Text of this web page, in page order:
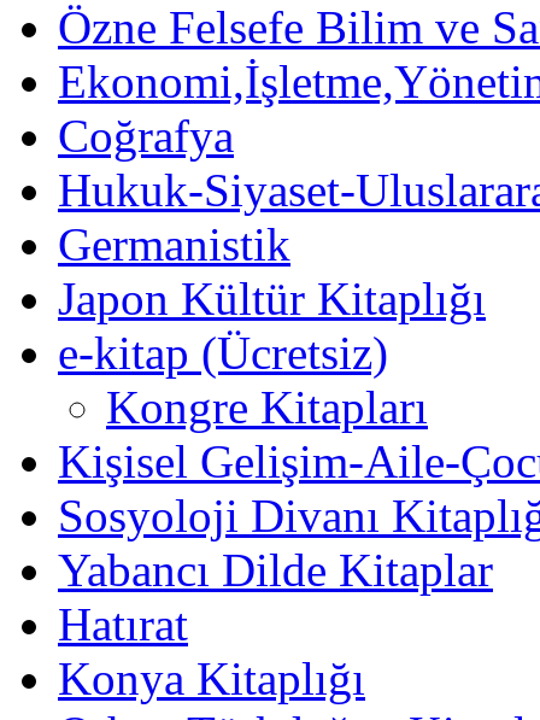
Özne Felsefe Bilim ve
Coğrafya
Hukuk-Siyaset-
Germanistik
Japon Kültür Kitaplığı
e-kitap (Ücretsiz)
Kongre Kitapları
Kişisel Gelişim-Aile-
Sosyoloji Divanı
Yabancı Dilde Kitaplar
Hatırat
Konya Kitaplığı